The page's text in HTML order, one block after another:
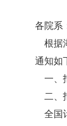
各院系
根据
通知如
一、
二、
全国